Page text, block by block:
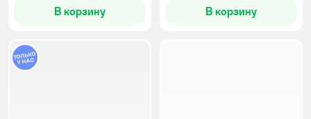
В корзину В корзину